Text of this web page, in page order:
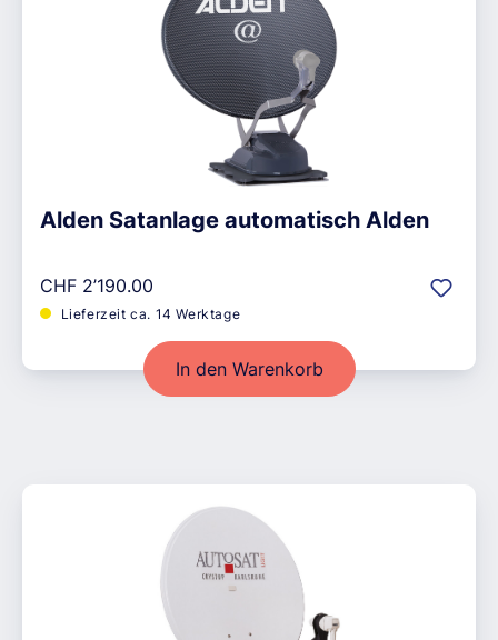
Alden Satanlage automatisch Alden
Regulärer Preis:
CHF 2’190.00
Lieferzeit ca. 14 Werktage
In den Warenkorb